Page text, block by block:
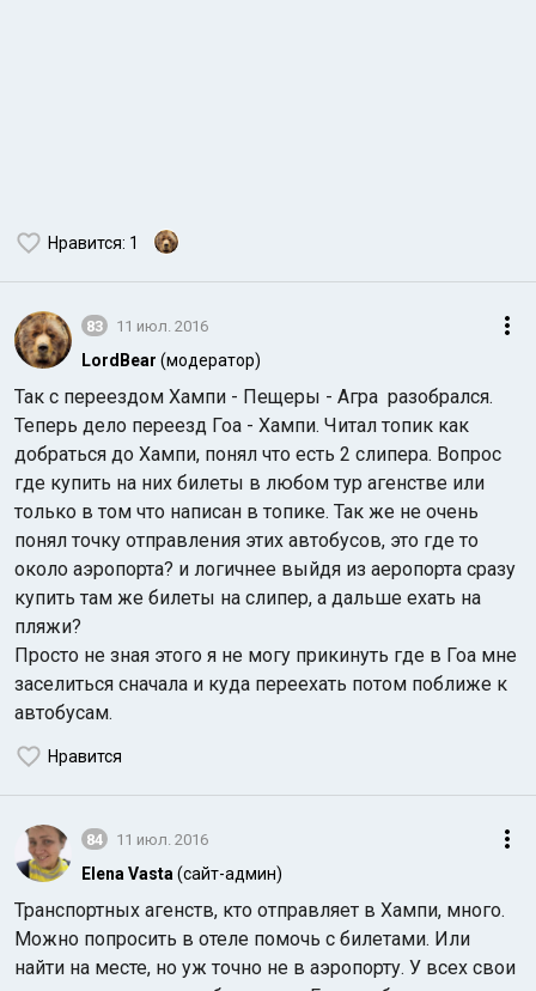
Нравится: 1
83 11 июл. 2016
LordBear (модератор)
Так с переездом Хампи - Пещеры - Агра разобрался.
Теперь дело переезд Гоа - Хампи. Читал топик как
добраться до Хампи, понял что есть 2 слипера. Вопрос
где купить на них билеты в любом тур агенстве или
только в том что написан в топике. Так же не очень
понял точку отправления этих автобусов, это где то
около аэропорта? и логичнее выйдя из аеропорта сразу
купить там же билеты на слипер, а дальше ехать на
пляжи?
Просто не зная этого я не могу прикинуть где в Гоа мне
заселиться сначала и куда переехать потом поближе к
автобусам.
Нравится
84 11 июл. 2016
Elena Vasta (сайт-админ)
Транспортных агенств, кто отправляет в Хампи, много.
Можно попросить в отеле помочь с билетами. Или
найти на месте, но уж точно не в аэропорту. У всех свои